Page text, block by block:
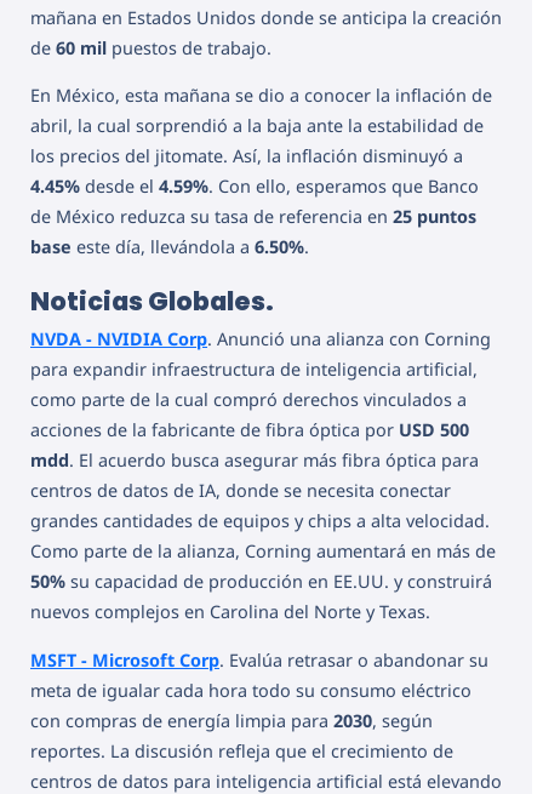
mañana en Estados Unidos donde se anticipa la creación
de 60 mil puestos de trabajo.
En México, esta mañana se dio a conocer la inflación de
abril, la cual sorprendió a la baja ante la estabilidad de
los precios del jitomate. Así, la inflación disminuyó a
4.45% desde el 4.59%. Con ello, esperamos que Banco
de México reduzca su tasa de referencia en 25 puntos
base este día, llevándola a 6.50%.
Noticias Globales.
NVDA - NVIDIA Corp. Anunció una alianza con Corning
para expandir infraestructura de inteligencia artificial,
como parte de la cual compró derechos vinculados a
acciones de la fabricante de fibra óptica por USD 500
mdd. El acuerdo busca asegurar más fibra óptica para
centros de datos de IA, donde se necesita conectar
grandes cantidades de equipos y chips a alta velocidad.
Como parte de la alianza, Corning aumentará en más de
50% su capacidad de producción en EE.UU. y construirá
nuevos complejos en Carolina del Norte y Texas.
MSFT - Microsoft Corp. Evalúa retrasar o abandonar su
meta de igualar cada hora todo su consumo eléctrico
con compras de energía limpia para 2030, según
reportes. La discusión refleja que el crecimiento de
centros de datos para inteligencia artificial está elevando